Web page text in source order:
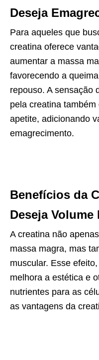
Deseja
Para aqueles que
creatina oferece
aumentar a massa
favorecendo a
repouso. A sensação
pela creatina
apetite, adicionando
emagrecimento.
Benefícios da
Deseja Volume
A creatina não
massa magra, mas
muscular. Esse
melhora a estética e
nutrientes para as
as vantagens da